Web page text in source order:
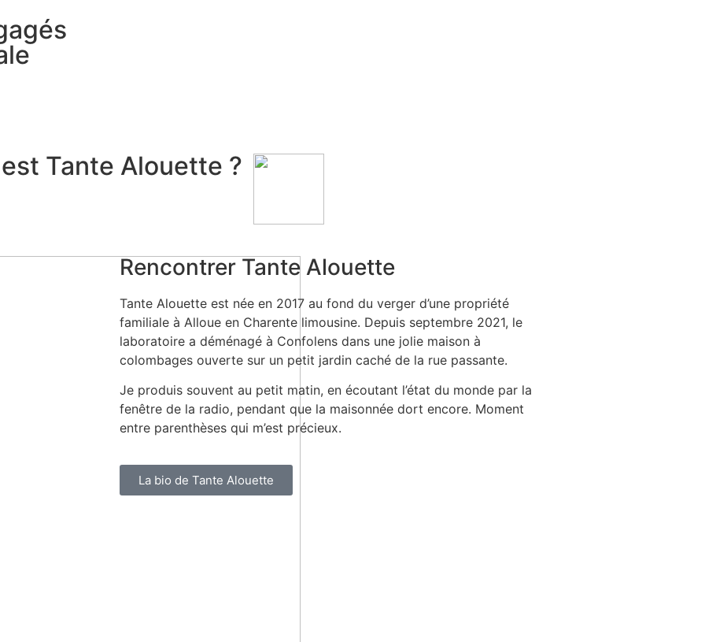
Tante Alouette ?
Rencontrer Tante Alouette
Tante Alouette est née en 2017 au fond du verger d’une propriété
familiale à Alloue en Charente limousine. Depuis septembre 2021, le
laboratoire a déménagé à Confolens dans une jolie maison à
colombages ouverte sur un petit jardin caché de la rue passante.
Je produis souvent au petit matin, en écoutant l’état du monde par la
fenêtre de la radio, pendant que la maisonnée dort encore. Moment
entre parenthèses qui m’est précieux.
La bio de Tante Alouette